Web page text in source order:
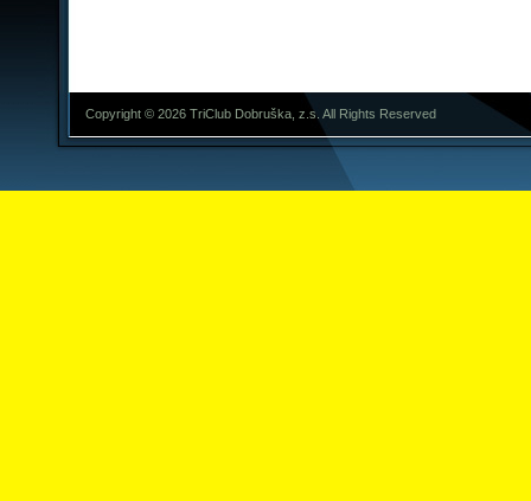
Copyright © 2026 TriClub Dobruška, z.s. All Rights Reserved